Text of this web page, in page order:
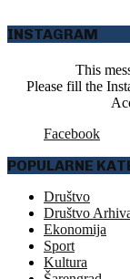
INSTAGRAM
This
Please fill the
Facebook
POPULARNE
Društvo
Društvo
Ekonomija
Sport
Kultura